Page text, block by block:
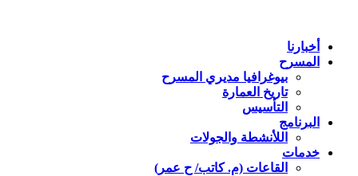
أخبارنا
المسرح
بيوغرافيا مديري المسرح
تاريخ العمارة
التأسيس
البرنامج
اللأنشطة والجولات
خدمات
القاعات (م. كاتب/ ح عمر)